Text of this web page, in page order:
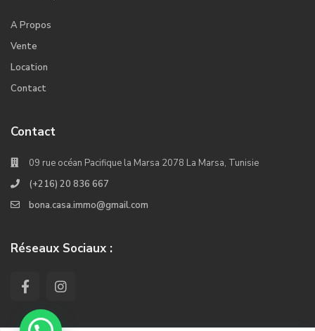
A Propos
Vente
Location
Contact
Contact
09 rue océan Pacifique la Marsa 2078 La Marsa, Tunisie
(+216) 20 836 667
bona.casa.immo@gmail.com
Réseaux Sociaux :